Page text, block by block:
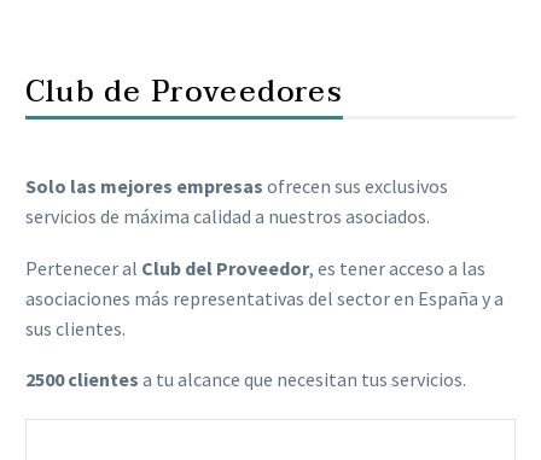
Club de Proveedores
Solo las mejores empresas ofrecen sus exclusivos
servicios de máxima calidad a nuestros asociados.
Pertenecer al Club del Proveedor, es tener acceso a las
asociaciones más representativas del sector en España y a
sus clientes.
2500 clientes a tu alcance que necesitan tus servicios.